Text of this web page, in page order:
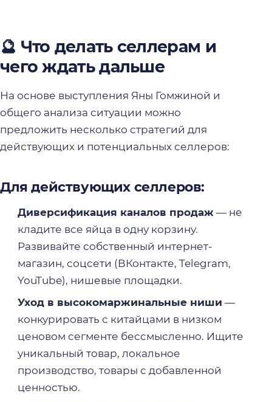
🔮 Что делать селлерам и
чего ждать дальше
На основе выступления Яны Гомжиной и
общего анализа ситуации можно
предложить несколько стратегий для
действующих и потенциальных селлеров:
Для действующих селлеров:
Диверсификация каналов продаж — не
кладите все яйца в одну корзину.
Развивайте собственный интернет-
магазин, соцсети (ВКонтакте, Telegram,
YouTube), нишевые площадки.
Уход в высокомаржинальные ниши —
конкурировать с китайцами в низком
ценовом сегменте бессмысленно. Ищите
уникальный товар, локальное
производство, товары с добавленной
ценностью.